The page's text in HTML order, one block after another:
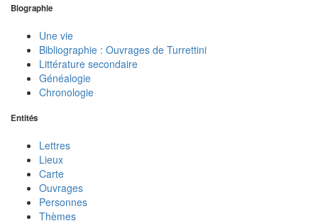
Biographie
Une vie
Bibliographie : Ouvrages de Turrettini
Littérature secondaire
Généalogie
Chronologie
Entités
Lettres
Lieux
Carte
Ouvrages
Personnes
Thèmes